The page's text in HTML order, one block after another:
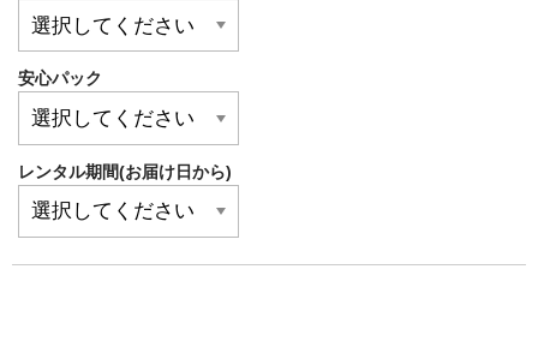
安心パック
レンタル期間(お届け日から)